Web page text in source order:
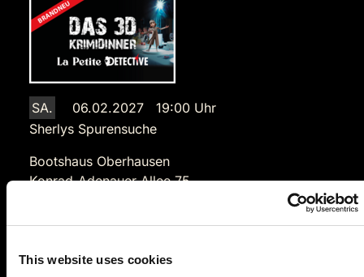
This website uses cookies
SA.
06.02.2027 19:00 Uhr
Sherlys Spurensuche
Bootshaus Oberhausen
Konrad-Adenauer-Allee 75
Auf der Karte anzeigen
99,90 €